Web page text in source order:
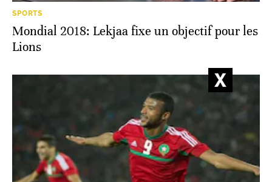
SPORTS
Mondial 2018: Lekjaa fixe un objectif pour les
Lions